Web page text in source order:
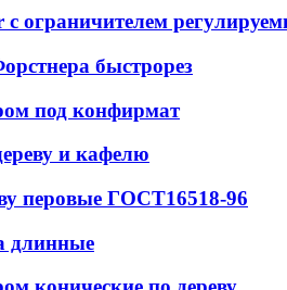
ограничителем
быстрорез
под конфирмат
и кафелю
перовые ГОСТ16518-96
длинные